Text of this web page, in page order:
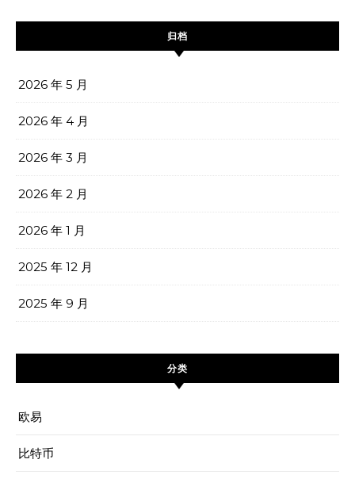
归档
2026 年 5 月
2026 年 4 月
2026 年 3 月
2026 年 2 月
2026 年 1 月
2025 年 12 月
2025 年 9 月
分类
欧易
比特币